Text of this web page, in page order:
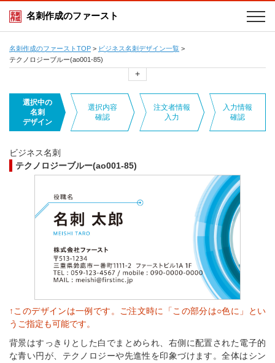
名刺作成のファースト
名刺作成のファーストTOP > ビジネス名刺デザイン一覧 >
テクノロジーブルー(ao001-85)
+
選択中の
名刺
デザイン
選択内容
確認
注文者情報
入力
入力情報
確認
ビジネス名刺
テクノロジーブルー(ao001-85)
↑このデザインは一例です。ご注文時に「この部分は○色に」とい
うご指定も可能です。
背景はすっきりとした白でまとめられ、右側に配置された電子的
な青い円が、テクノロジーや先進性を印象づけます。全体はシン